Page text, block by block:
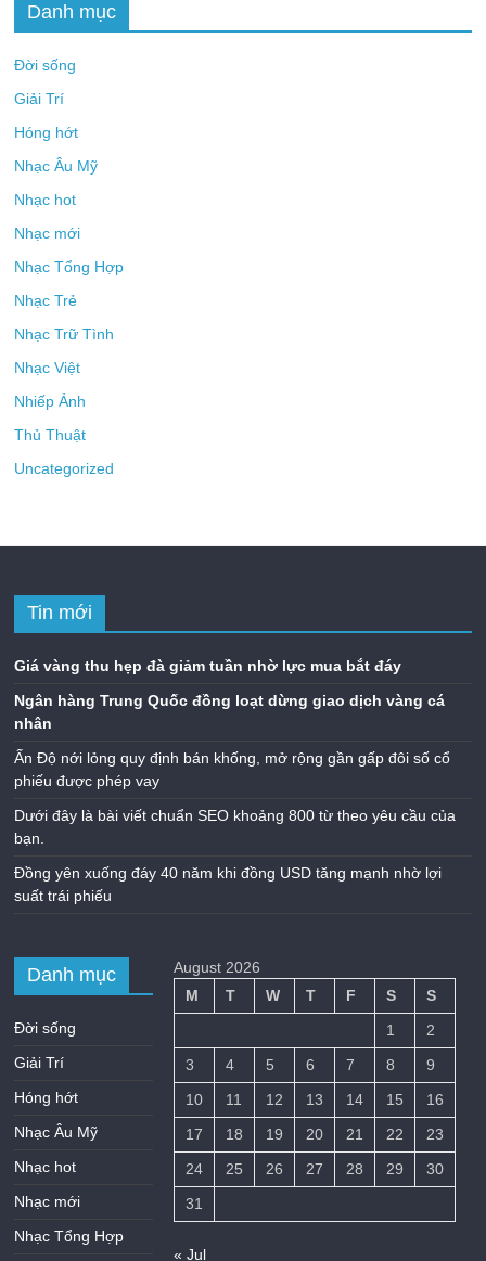
Danh mục
Đời sống
Giải Trí
Hóng hớt
Nhạc Âu Mỹ
Nhạc hot
Nhạc mới
Nhạc Tổng Hợp
Nhạc Trẻ
Nhạc Trữ Tình
Nhạc Việt
Nhiếp Ảnh
Thủ Thuật
Uncategorized
Tin mới
Giá vàng thu hẹp đà giảm tuần nhờ lực mua bắt đáy
Ngân hàng Trung Quốc đồng loạt dừng giao dịch vàng cá
nhân
Ấn Độ nới lỏng quy định bán khống, mở rộng gần gấp đôi số cổ
phiếu được phép vay
Dưới đây là bài viết chuẩn SEO khoảng 800 từ theo yêu cầu của
bạn.
Đồng yên xuống đáy 40 năm khi đồng USD tăng mạnh nhờ lợi
suất trái phiếu
Danh mục
Đời sống
Giải Trí
Hóng hớt
Nhạc Âu Mỹ
Nhạc hot
Nhạc mới
Nhạc Tổng Hợp
August 2026
M
T W T F S
S
1
2
3
4 5 6 7 8
9
10
11 12 13 14 15
16
17
18 19 20 21 22
23
24
25 26 27 28 29
30
31
« Jul